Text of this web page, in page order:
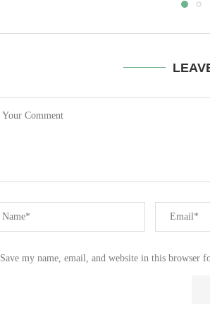
Save my name, email, and website in this browser